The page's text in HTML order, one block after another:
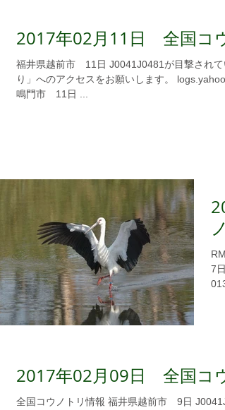
2017年02月11日 全国コ
福井県越前市 11日 J0041J0481が目撃されています。詳しくは、「コウノトリ舞う里づく
り」へのアクセスをお願いします。 logs.yahoo.co.jp/tune20202004/33012871.html 徳島県
鳴門市 11日 ...
7日8日 7日、8日
2017年02月09日 全国コ
全国コウノトリ情報 福井県越前市 9日 J0041J0481が目撃されています。詳しくは、「コウ